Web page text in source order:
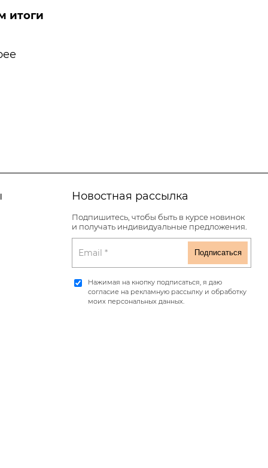
итоги
Новостная рассылка
Подпишитесь, чтобы быть в курсе новинок
и получать индивидуальные предложения.
Нажимая на кнопку подписаться, я даю
согласие на рекламную рассылку и обработку
моих персональных данных.